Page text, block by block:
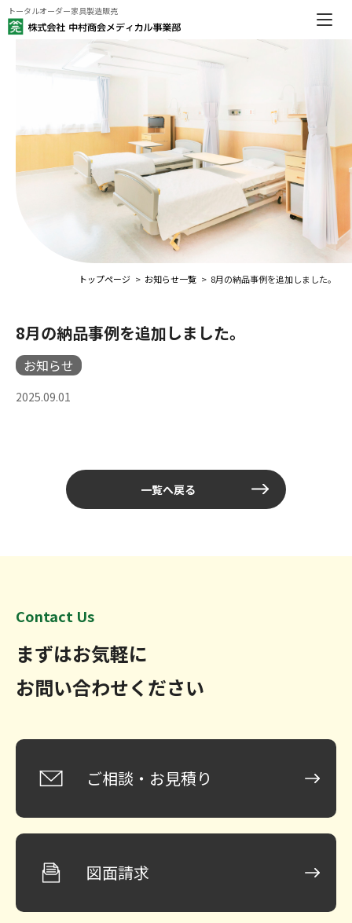
トータルオーダー家具製造販売
8月の納品事例を追加しました。
お知らせ
2025.09.01
トップページ お知らせ一覧 8月の納品事例を追加しました。
一覧へ戻る
Contact Us
まずはお気軽に
お問い合わせください
ご相談・お見積り
図面請求